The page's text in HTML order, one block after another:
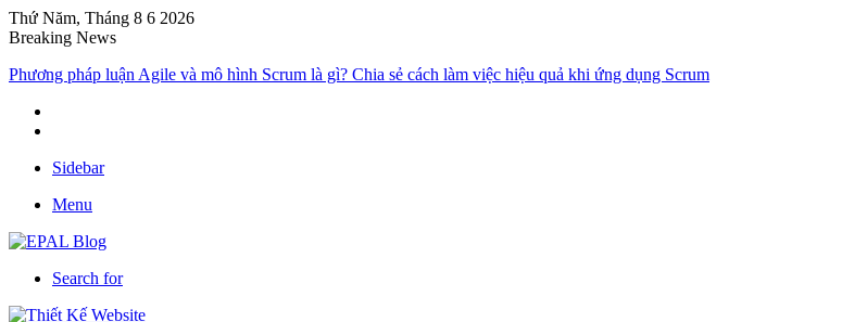
Thứ Năm, Tháng 8 6 2026
Breaking News
Phương pháp luận Agile và mô hình Scrum là gì? Chia sẻ cách làm việc hiệu quả khi ứng dụng Scrum
Sidebar
Menu
Search for